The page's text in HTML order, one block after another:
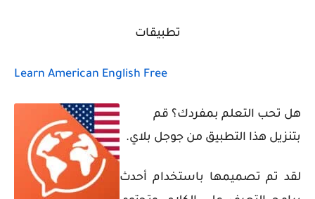
تطبيقات
Learn American English Free
هل تحب التعلم بمفردك؟ قم
بتنزيل هذا التطبيق من جوجل بلاي.
لقد تم تصميمها باستخدام أحدث